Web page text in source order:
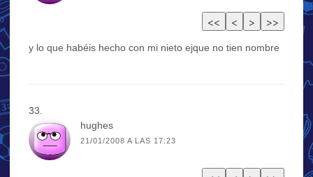
y lo que habéis hecho con mi nieto ejque no tien nombre
hughes
21/01/2008 A LAS 17:23